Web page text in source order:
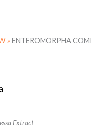
» ENTEROMORPHA
Extract